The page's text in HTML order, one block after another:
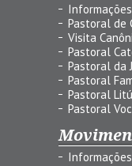
Pastoral de
Visita
Pastoral
Pastoral da
Pastoral
Pastoral
Pastoral